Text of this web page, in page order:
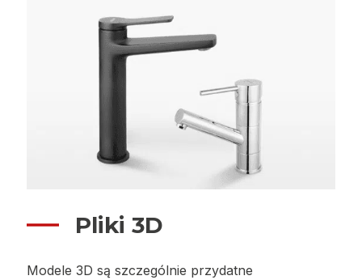
Pliki 3D
Modele 3D są szczególnie przydatne